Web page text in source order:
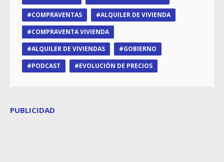
COMPRAVENTAS
ALQUILER DE VIVIENDA
COMPRAVENTA VIVIENDA
ALQUILER DE VIVIENDAS
GOBIERNO
PODCAST
EVOLUCIÓN DE PRECIOS
PUBLICIDAD